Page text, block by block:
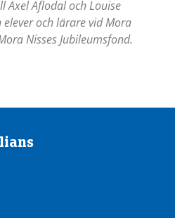
Axel Aflodal och Louise
och lärare vid Mora
Nisses Jubileumsfond.